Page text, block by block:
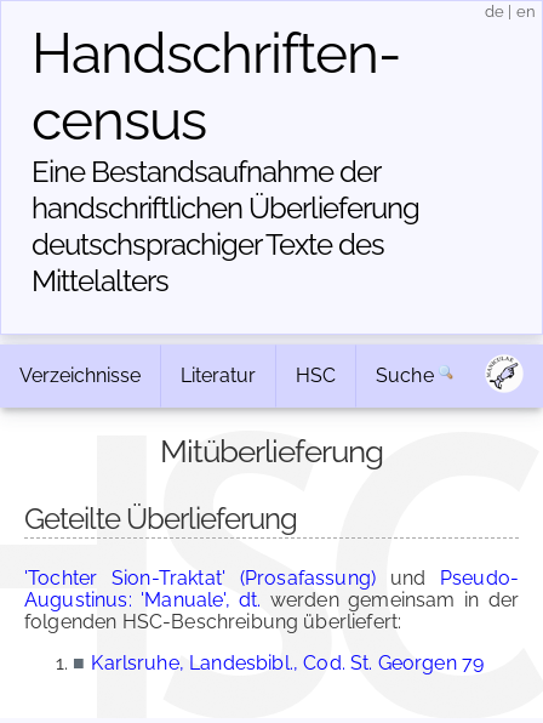
Handschriften­
census
Eine Bestandsaufnahme der
handschriftlichen Über­lieferung
deutschsprachiger Texte des
Mittelalters
de en
Verzeichnisse Literatur HSC Suche
Mitüberlieferung
Geteilte Überlieferung
'Tochter Sion-Traktat' (Prosafassung) und Pseudo-
Augustinus: 'Manuale', dt. werden gemeinsam in der
folgenden HSC-Beschreibung überliefert:
■ Karlsruhe, Landesbibl., Cod. St. Georgen 79